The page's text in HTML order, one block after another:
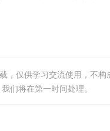
，仅供学习交流使用，不
们将在第一时间处理。